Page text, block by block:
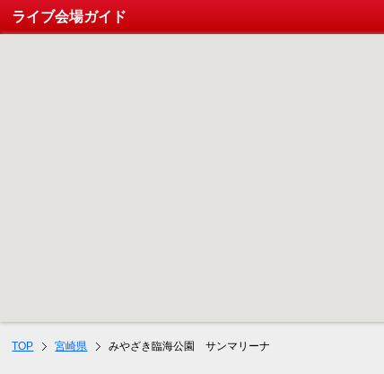
ライブ会場ガイド
TOP 宮崎県 みやざき臨海公園 サンマリーナ